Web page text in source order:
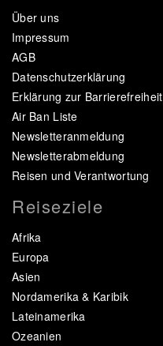
Über uns
Impressum
AGB
Datenschutzerklärung
Erklärung zur Barrierefreiheit
Air Ban Liste
Newsletteranmeldung
Newsletterabmeldung
Reisen und Verantwortung
Reiseziele
Afrika
Europa
Asien
Nordamerika & Karibik
Lateinamerika
Ozeanien